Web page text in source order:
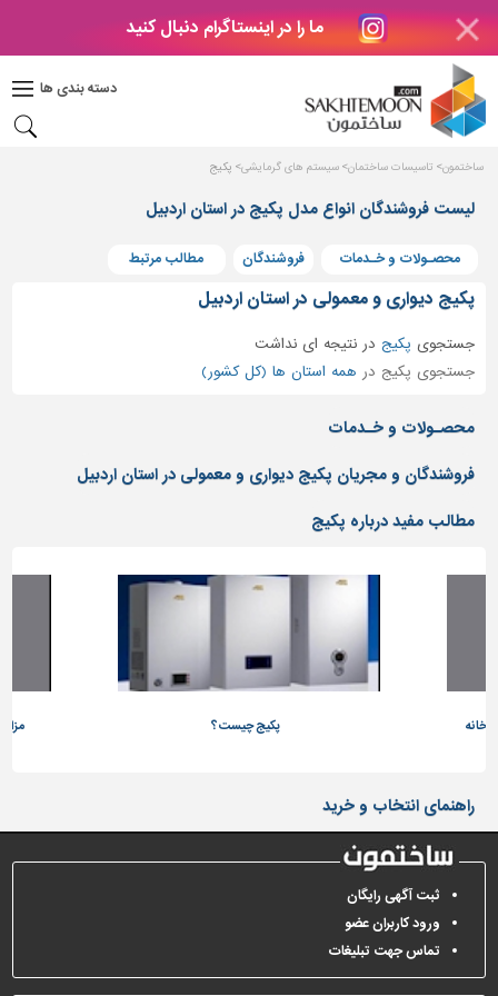
ما را در اینستاگرام دنبال کنید
دسته بندی ها
دکوراسیون
بتن
های
بتنی
و
پنجره
ساختمانی
نرده
و
حفاظ
کفپوش
محوطه
سازی
نما
ساخت
ساز
ساختمون تاسیسات ساختمان سیستم های گرمایشی پکیج
لیست فروشندگان انواع مدل پکیج در استان اردبیل
محصـولات و خـدمات فروشندگان مطالب مرتبط
پکیج دیواری و معمولی در استان اردبیل
جستجوی پکیج درنتیجه ای نداشت
جستجوی پکیج در همه استان ها (کل کشور)
محصـولات و خـدمات
فروشندگان و مجریان پکیج دیواری و معمولی در استان اردبیل
مطالب مفید درباره پکیج
پکیج چیست؟
راهنمای انتخاب و خرید
ثبت آگهی رایگان
ورود کاربران عضو
تماس جهت تبلیغات